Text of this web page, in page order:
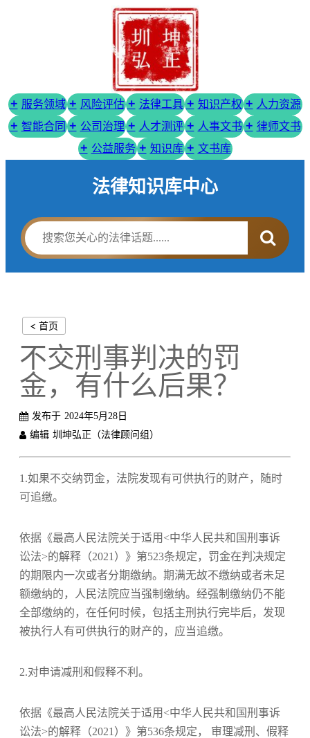
服务领域 风险评估 法律工具 知识产权
人力资源
智能合同
公司治理 人才测评 人事文书
律师文书
公益服务
知识库 文书库
法律知识库中心
< 首页
不交刑事判决的罚
金，有什么后果？
发布于 2024年5月28日
编辑 圳坤弘正（法律顾问组）
1.如果不交纳罚金，法院发现有可供执行的财产，随时
可追缴。
依据《最高人民法院关于适用<中华人民共和国刑事诉
讼法>的解释（2021）》第523条规定，罚金在判决规定
的期限内一次或者分期缴纳。期满无故不缴纳或者未足
额缴纳的，人民法院应当强制缴纳。经强制缴纳仍不能
全部缴纳的，在任何时候，包括主刑执行完毕后，发现
被执行人有可供执行的财产的，应当追缴。
2.对申请减刑和假释不利。
依据《最高人民法院关于适用<中华人民共和国刑事诉
讼法>的解释（2021）》第536条规定， 审理减刑、假释